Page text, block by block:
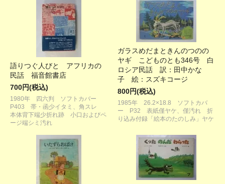
語りつぐ人びと アフリカの
民話 福音館書店
700円(税込)
1980年 四六判 ソフトカバー
P403 帯・函少イタミ、角スレ
本体背下端少折れ跡 小口およびペ
ージ端シミ汚れ
ガラスめだまときんのつのの
ヤギ こどものとも346号 白
ロシア民話 訳：田中かな
子 絵：スズキコージ
800円(税込)
1985年 26.2×18.8 ソフトカバ
ー P32 表紙僅ヤケ、僅汚れ 折
り込み付録「絵本のたのしみ」ヤケ